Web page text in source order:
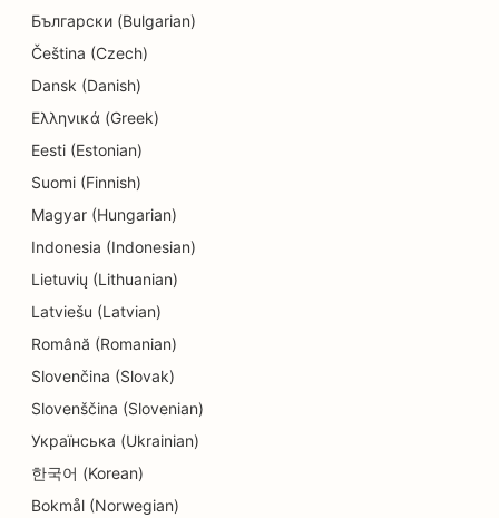
SEO для магазинів пончиків
SEO для електриків
SEO для магазинів електроніки
SEO для інжинірингових компаній
SEO для дитячих садків
SEO для лікарів-ендодонтистів
SEO для квест-кімнат
ЕО для етнічних ресторанів
SEO для послуг з підтяжки обличчя
Български (Bulgarian)
Čeština (Czech)
Dansk (Danish)
Ελληνικά (Greek)
Eesti (Estonian)
Suomi (Finnish)
Magyar (Hungarian)
Indonesia (Indonesian)
Lietuvių (Lithuanian)
Latviešu (Latvian)
Română (Romanian)
Slovenčina (Slovak)
Slovenščina (Slovenian)
Українська (Ukrainian)
한국어 (Korean)
Bokmål (Norwegian)